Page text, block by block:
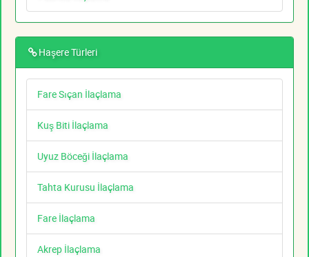
Haşere Türleri
Fare Sıçan İlaçlama
Kuş Biti İlaçlama
Uyuz Böceği İlaçlama
Tahta Kurusu İlaçlama
Fare İlaçlama
Akrep İlaçlama